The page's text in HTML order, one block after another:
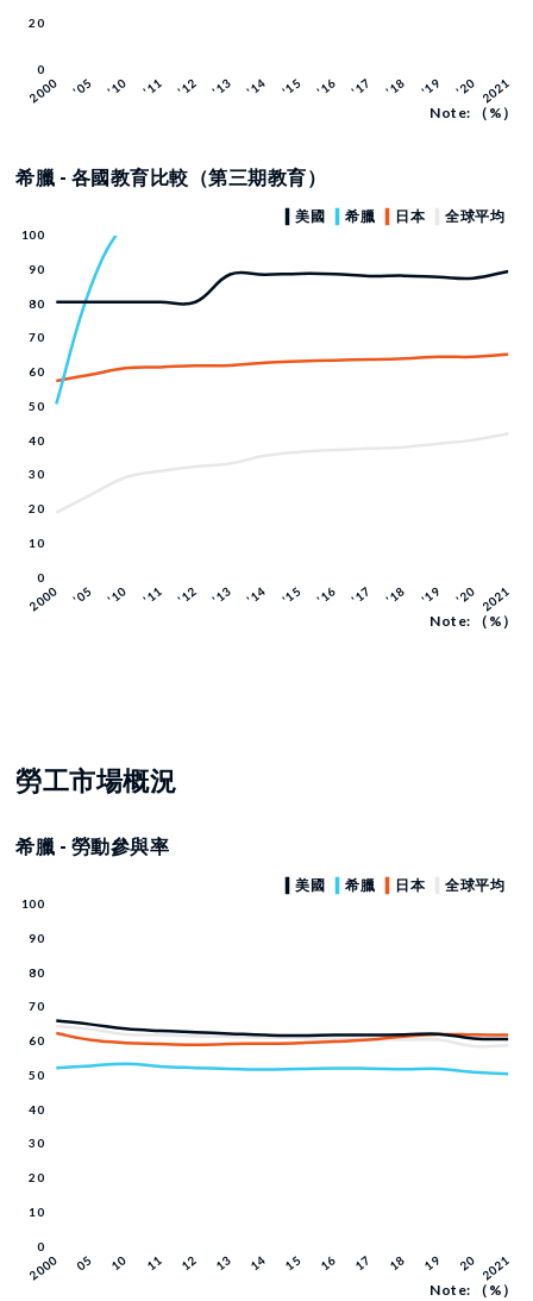
Note: （%）
希臘 - 各國教育比較（第三期教育）
Note: （%）
勞工市場概況
希臘 - 勞動參與率
Note: （%）